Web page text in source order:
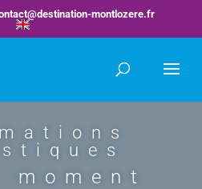
montlozere.fr